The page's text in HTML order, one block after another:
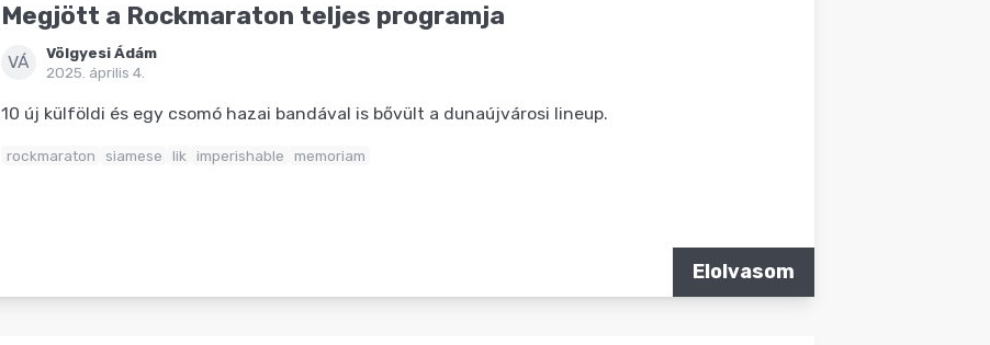
Megjött a Rockmaraton teljes programja
VÁ
Völgyesi Ádám
2025. április 4.
10 új külföldi és egy csomó hazai bandával is bővült a dunaújvárosi lineup.
rockmaraton siamese lik imperishable memoriam
Elolvasom